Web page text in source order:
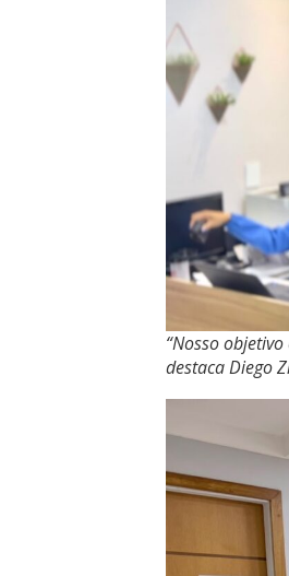
“Nosso
destaca Diego